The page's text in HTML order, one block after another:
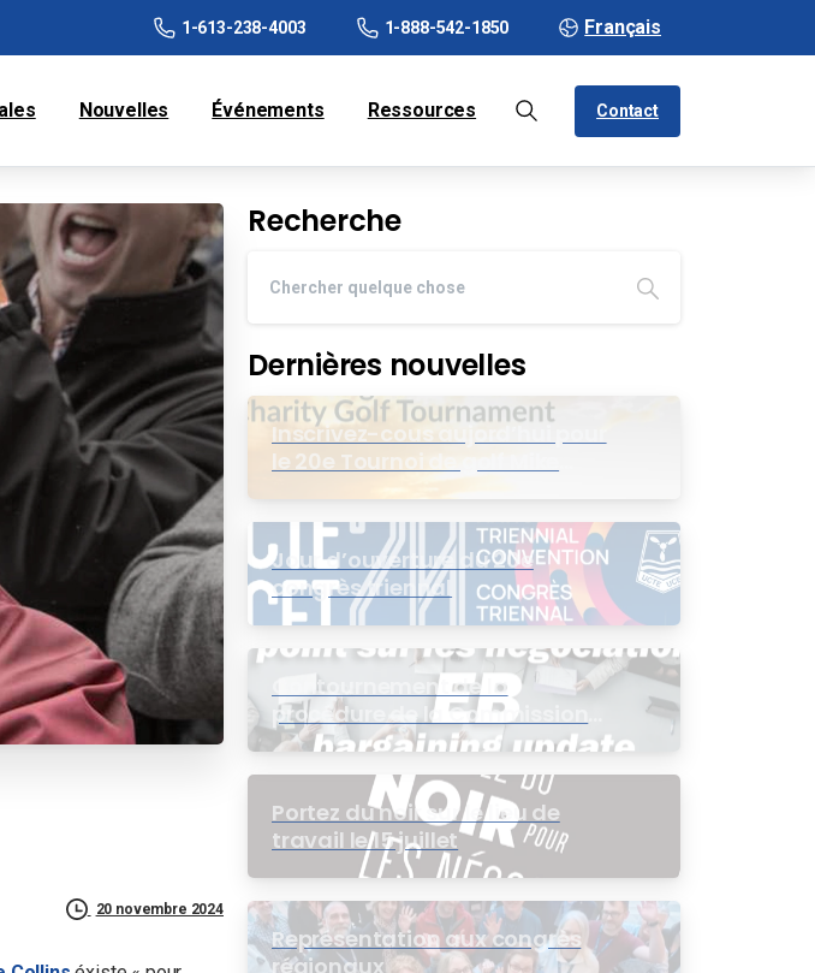
1-613-238-4003 1-888-542-1850 Français
Nouvelles Événements Ressources Contact
20 novembre 2024
Recherche
Dernières nouvelles
Inscrivez-cous aujord’hui pour
le 20e Tournoi de golf Mike
Jour d’ouverture du 20e
congrès triennal
Contournement de la
procédure de la Commission
de l’intérêt public (CIP) pour le
groupe EB
Portez du noir sur le lieu de
travail le 15 juillet
Représentation aux congrès
régionaux